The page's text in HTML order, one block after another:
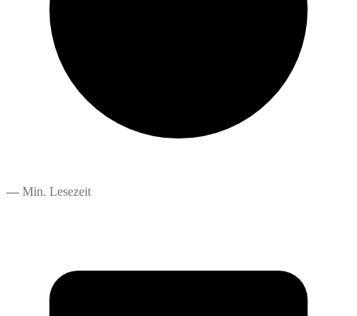
— Min. Lesezeit